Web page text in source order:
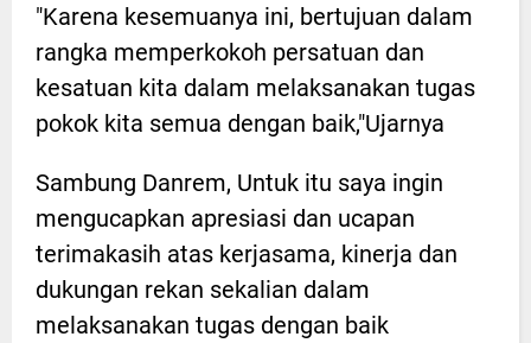
"Karena kesemuanya ini, bertujuan dalam
rangka memperkokoh persatuan dan
kesatuan kita dalam melaksanakan tugas
pokok kita semua dengan baik,"Ujarnya
Sambung Danrem, Untuk itu saya ingin
mengucapkan apresiasi dan ucapan
terimakasih atas kerjasama, kinerja dan
dukungan rekan sekalian dalam
melaksanakan tugas dengan baik